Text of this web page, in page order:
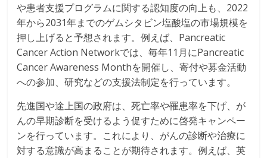
や患者支援プログラムに関する認知度の向上も、2022
年から2031年までのゲムシタビン塩酸塩の市場規模を
押し上げると予想されます。例えば、Pancreatic
Cancer Action Networkでは、毎年11月にPancreatic
Cancer Awareness Monthを開催し、寄付や募金活動
への参加、研究などの支援法制定を行っています。
先進国や途上国の政府は、死亡率や罹患率を下げ、が
んの早期診断を受けるよう促すために啓発キャンペー
ンを行っています。これにより、がんの診断や治療に
対する意識が高まることが期待されます。例えば、英